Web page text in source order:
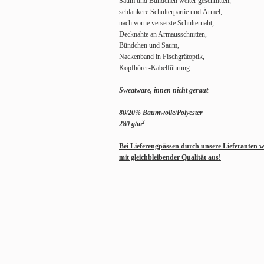
schlankere Schulterpartie und Ärmel,
nach vorne versetzte Schulternaht,
Decknähte an Armausschnitten,
Bündchen und Saum,
Nackenband in Fischgrätoptik,
Kopfhörer-Kabelführung
Sweatware, innen nicht geraut
80/20% Baumwolle/Polyester
280 g/m2
Bei Lieferengpässen durch unsere Lieferanten
mit gleichbleibender Qualität aus!